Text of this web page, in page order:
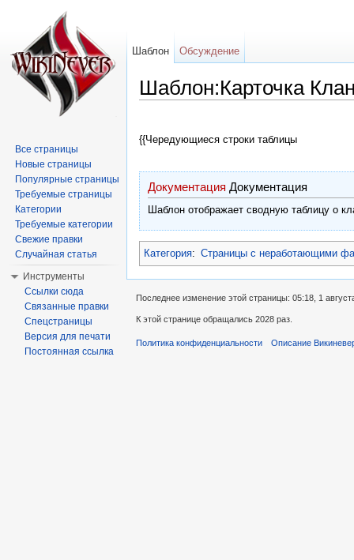
Шаблон:Карточка
{{Чередующиеся строки таблицы
Документация Документация
Шаблон отображает сводную таблицу о
Категория: Страницы с неработающими
Шаблон Обсуждение
Все страницы
Новые страницы
Популярные страницы
Требуемые страницы
Категории
Требуемые категории
Свежие правки
Случайная статья
Инструменты
Ссылки сюда
Связанные правки
Спецстраницы
Версия для печати
Постоянная ссылка
Последнее изменение этой страницы: 05:18, 1
К этой странице обращались 2028 раз.
Политика конфиденциальности Описание